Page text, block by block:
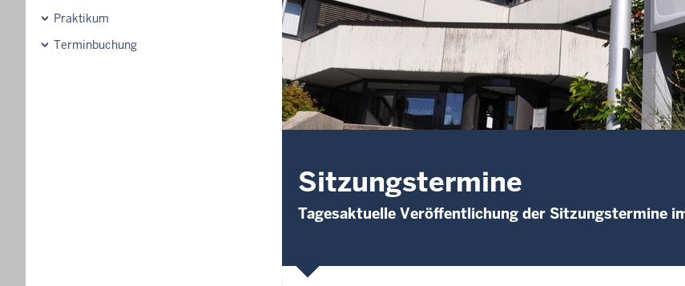
Praktikum
Terminbuchung
Sitzungstermine
Tagesaktuelle Veröffentlichung der Sitzungstermine